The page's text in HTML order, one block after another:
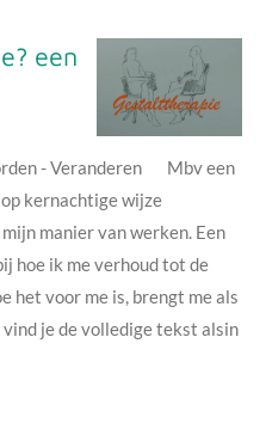
een
- Veranderen Mbv een
kernachtige wijze
manier van werken. Een
hoe ik me verhoud tot de
het voor me is, brengt me als
je de volledige tekst alsin